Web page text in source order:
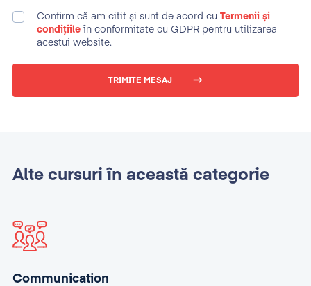
Confirm că am citit și sunt de acord cu Termenii și
condițiile în conformitate cu GDPR pentru utilizarea
acestui website.
TRIMITE MESAJ
Alte cursuri în această categorie
Communication